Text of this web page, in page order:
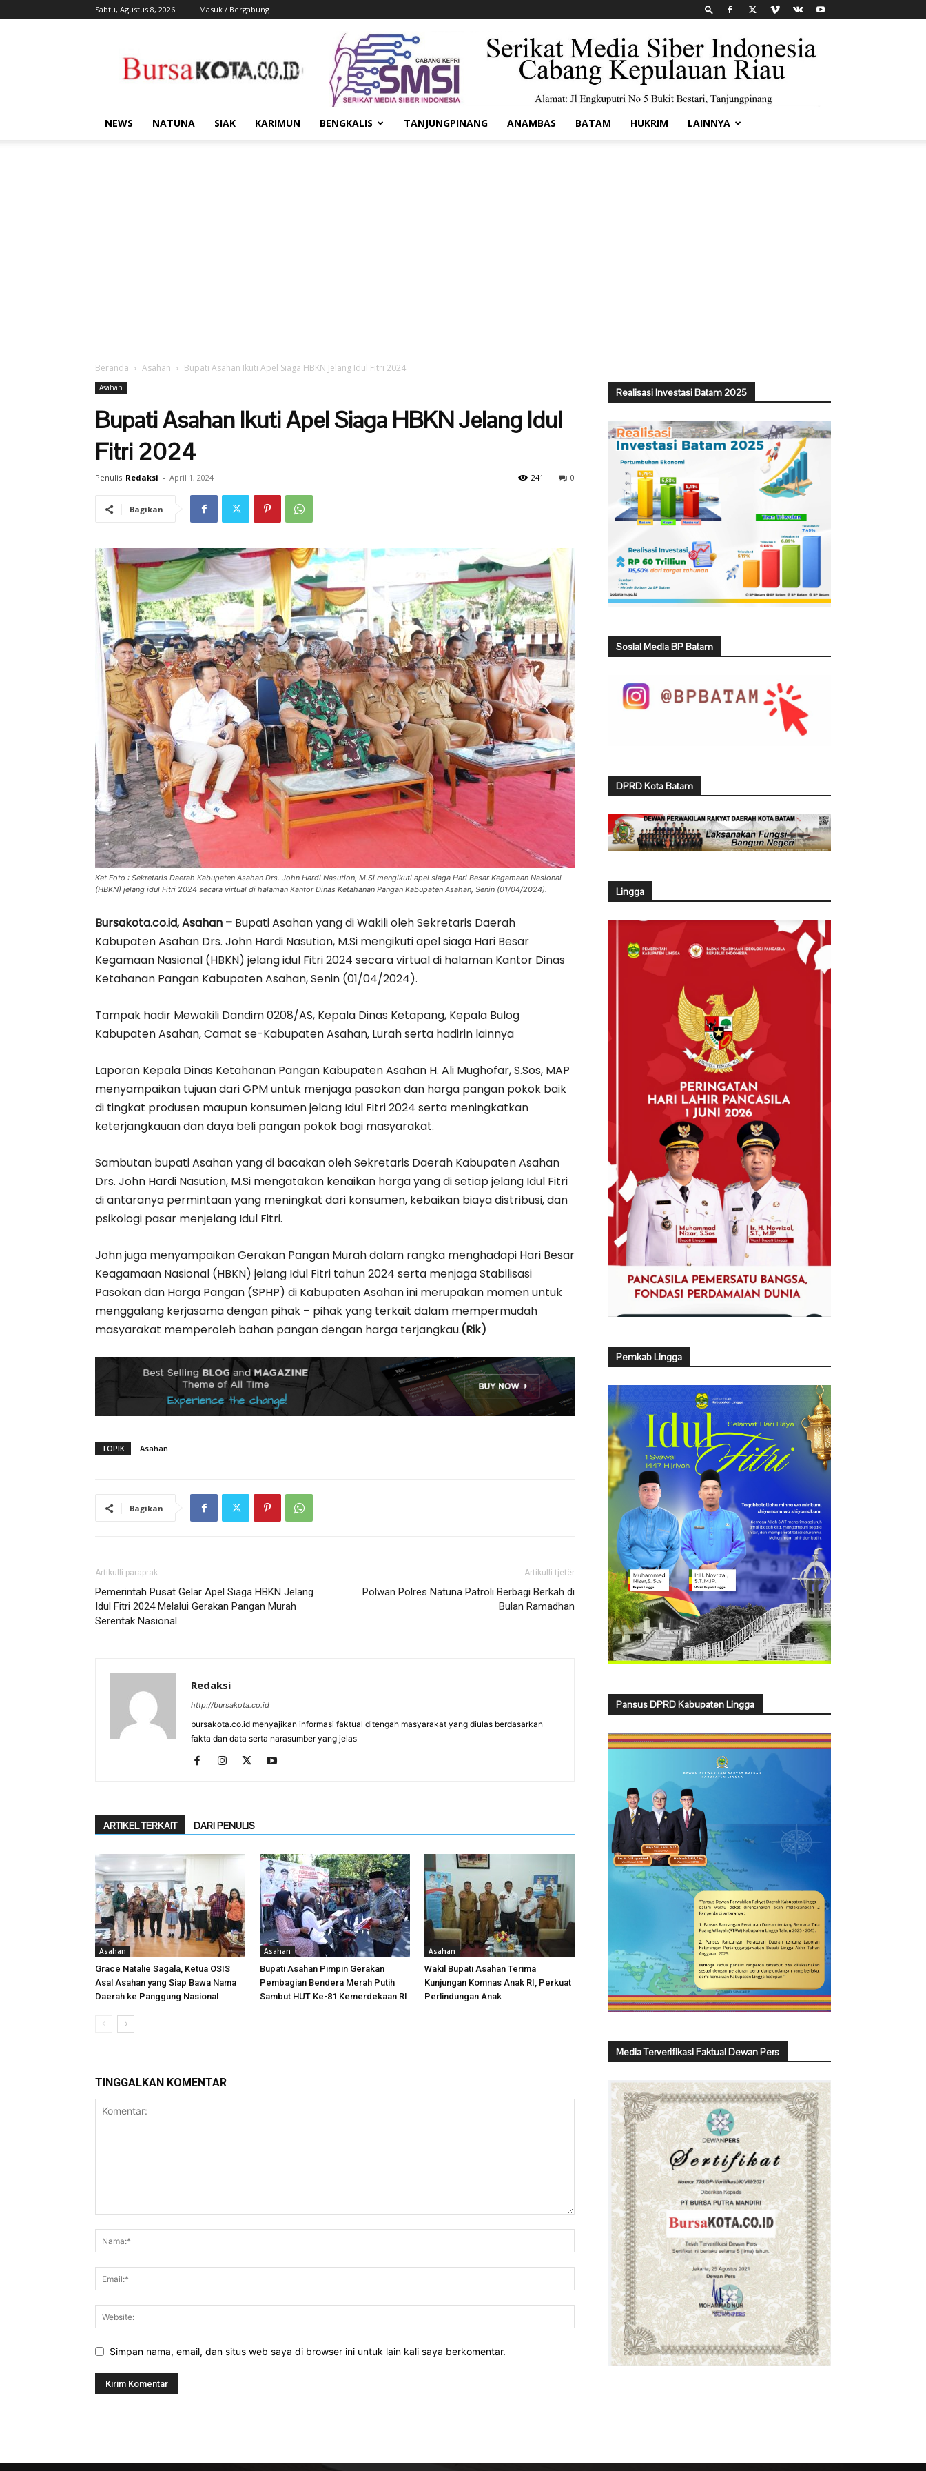
Sabtu, Agustus 8, 2026 Masuk / Bergabung
Kota
NEWS NATUNA SIAK KARIMUN BENGKALIS TANJUNGPINANG ANAMBAS BATAM HUKRIM LAINNYA
Beranda Asahan Bupati Asahan Ikuti Apel Siaga HBKN Jelang Idul Fitri 2024
Asahan
Bupati Asahan Ikuti Apel Siaga HBKN Jelang Idul
Fitri 2024
Penulis Redaksi - April 1, 2024 0
241
Bagikan
Ket Foto : Sekretaris Daerah Kabupaten Asahan Drs. John Hardi Nasution, M.Si mengikuti apel siaga Hari Besar Kegamaan Nasional
(HBKN) jelang idul Fitri 2024 secara virtual di halaman Kantor Dinas Ketahanan Pangan Kabupaten Asahan, Senin (01/04/2024).
Bursakota.co.id, Asahan – Bupati Asahan yang di Wakili oleh Sekretaris Daerah
Kabupaten Asahan Drs. John Hardi Nasution, M.Si mengikuti apel siaga Hari Besar
Kegamaan Nasional (HBKN) jelang idul Fitri 2024 secara virtual di halaman Kantor Dinas
Ketahanan Pangan Kabupaten Asahan, Senin (01/04/2024).
Tampak hadir Mewakili Dandim 0208/AS, Kepala Dinas Ketapang, Kepala Bulog
Kabupaten Asahan, Camat se-Kabupaten Asahan, Lurah serta hadirin lainnya
Laporan Kepala Dinas Ketahanan Pangan Kabupaten Asahan H. Ali Mughofar, S.Sos, MAP
menyampaikan tujuan dari GPM untuk menjaga pasokan dan harga pangan pokok baik
di tingkat produsen maupun konsumen jelang Idul Fitri 2024 serta meningkatkan
keterjangkauan dan daya beli pangan pokok bagi masyarakat.
Sambutan bupati Asahan yang di bacakan oleh Sekretaris Daerah Kabupaten Asahan
Drs. John Hardi Nasution, M.Si mengatakan kenaikan harga yang di setiap jelang Idul Fitri
di antaranya permintaan yang meningkat dari konsumen, kebaikan biaya distribusi, dan
psikologi pasar menjelang Idul Fitri.
John juga menyampaikan Gerakan Pangan Murah dalam rangka menghadapi Hari Besar
Keagamaan Nasional (HBKN) jelang Idul Fitri tahun 2024 serta menjaga Stabilisasi
Pasokan dan Harga Pangan (SPHP) di Kabupaten Asahan ini merupakan momen untuk
menggalang kerjasama dengan pihak – pihak yang terkait dalam mempermudah
masyarakat memperoleh bahan pangan dengan harga terjangkau.(Rik)
TOPIK Asahan
Bagikan
Artikulli paraprak
Pemerintah Pusat Gelar Apel Siaga HBKN Jelang
Idul Fitri 2024 Melalui Gerakan Pangan Murah
Serentak Nasional
Artikulli tjetër
Polwan Polres Natuna Patroli Berbagi Berkah di
Bulan Ramadhan
Redaksi
http://bursakota.co.id
bursakota.co.id menyajikan informasi faktual ditengah masyarakat yang diulas berdasarkan
fakta dan data serta narasumber yang jelas
ARTIKEL TERKAIT DARI PENULIS
Asahan
Grace Natalie Sagala, Ketua OSIS
Asal Asahan yang Siap Bawa Nama
Daerah ke Panggung Nasional
Asahan
Bupati Asahan Pimpin Gerakan
Pembagian Bendera Merah Putih
Sambut HUT Ke-81 Kemerdekaan RI
Asahan
Wakil Bupati Asahan Terima
Kunjungan Komnas Anak RI, Perkuat
Perlindungan Anak
TINGGALKAN KOMENTAR
Simpan nama, email, dan situs web saya di browser ini untuk lain kali saya berkomentar.
Realisasi Investasi Batam 2025
Sosial Media BP Batam
DPRD Kota Batam
Lingga
Pemkab Lingga
Pansus DPRD Kabupaten Lingga
Media Terverifikasi Faktual Dewan Pers